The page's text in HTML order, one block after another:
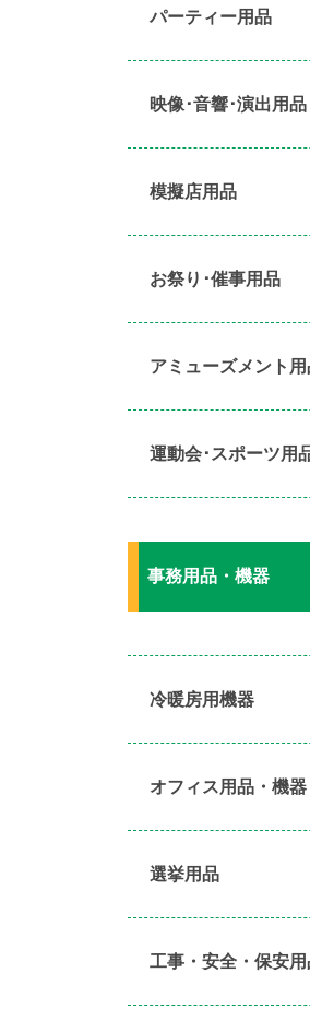
パーティー用品​
映像･音響･演出用品​
模擬店用品​
お祭り･催事用品​
アミューズメント用
運動会･スポーツ用
事務用品・機器
冷暖房用機器​
オフィス用品・機器​
選挙用品
工事・安全・保安用